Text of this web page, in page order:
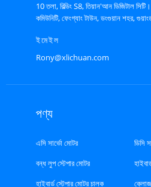
10 তলা, বিল্ডিং S8, তিয়ান'আন ডিজিটাল
কমিউনিটি, ফেংগ্যাং টাউন, ডংগুয়ান শহর,
ইমেইল
Rony@xlichuan.com
পণ্য
এসি সার্ভো মোটর
ডিসি
বন্ধ লুপ স্টেপার মোটর
হাইবার্ড স্টেপার মোটর চালক